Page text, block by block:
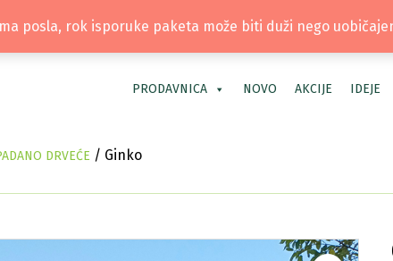
TEL: +381 66 40 40 30 |
PRODAVNICA NOVO AKCIJE IDEJE
DRVEĆE / Ginko
posla, rok isporuke paketa može biti duži nego